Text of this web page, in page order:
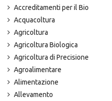
Accreditamenti per il Bio
Acquacoltura
Agricoltura
Agricoltura Biologica
Agricoltura di Precisione
Agroalimentare
Alimentazione
Allevamento